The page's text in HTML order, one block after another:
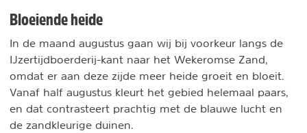
Bloeiende heide
In de maand augustus gaan wij bij voorkeur langs de
IJzertijdboerderij-kant naar het Wekeromse Zand,
omdat er aan deze zijde meer heide groeit en bloeit.
Vanaf half augustus kleurt het gebied helemaal paars,
en dat contrasteert prachtig met de blauwe lucht en
de zandkleurige duinen.